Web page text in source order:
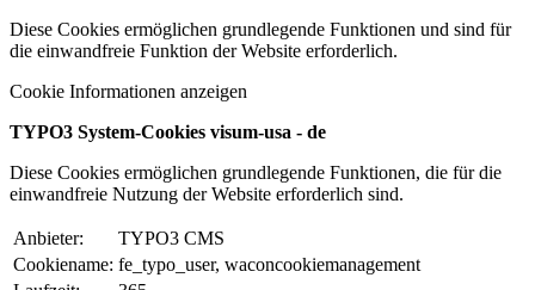
Diese Cookies ermöglichen grundlegende Funktionen und sind für
die einwandfreie Funktion der Website erforderlich.
Cookie Informationen anzeigen
TYPO3 System-Cookies visum-usa - de
Diese Cookies ermöglichen grundlegende Funktionen, die für die
einwandfreie Nutzung der Website erforderlich sind.
Anbieter:
TYPO3 CMS
Cookiename: fe_typo_user, waconcookiemanagement